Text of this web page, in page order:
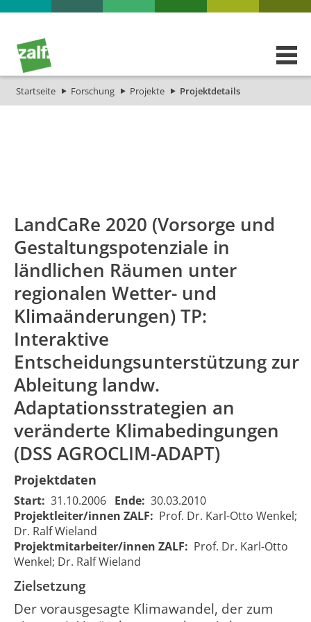
Startseite Forschung Projekte Projektdetails
LandCaRe 2020 (Vorsorge und
Gestaltungspotenziale in
ländlichen Räumen unter
regionalen Wetter- und
Klimaänderungen) TP:
Interaktive
Entscheidungsunterstützung zur
Ableitung landw.
Adaptationsstrategien an
veränderte Klimabedingungen
(DSS AGROCLIM-ADAPT)
Projektdaten
Start: 31.10.2006 Ende: 30.03.2010
Projektleiter/innen ZALF: Prof. Dr. Karl-Otto Wenkel;
Dr. Ralf Wieland
Projektmitarbeiter/innen ZALF: Prof. Dr. Karl-Otto
Wenkel; Dr. Ralf Wieland
Zielsetzung
Der vorausgesagte Klimawandel, der zum